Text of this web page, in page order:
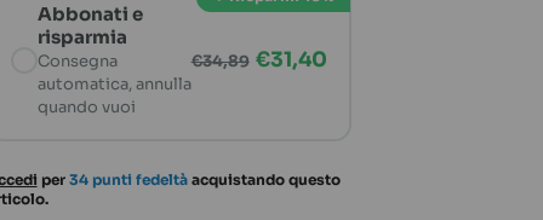
AI-generated
Abbonati e
risparmia
Consegna
automatica, annulla
quando vuoi
€34,89 €31,40
Consegna ogni mese, 10% di sconto — €31,40
per 34 punti fedeltàacquistando questo